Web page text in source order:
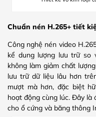
Chuẩn nén H.265+ tiết
Công nghệ nén video
kể dung lượng lưu trữ so
không làm giảm chất
lưu trữ dữ liệu lâu hơn
mượt mà hơn, đặc biệt
hoạt động cùng lúc. Đây là
cho ổ cứng và băng thông